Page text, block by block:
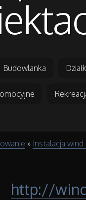
Budowlanka
» Instalacja
http://